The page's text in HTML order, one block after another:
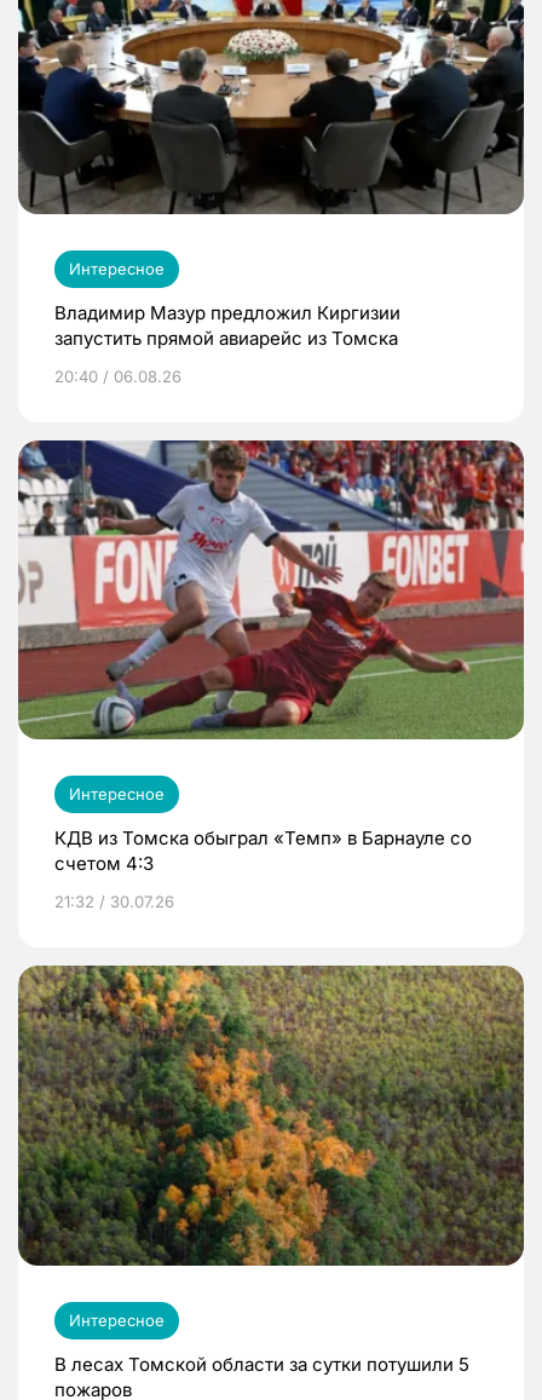
Интересное
Владимир Мазур предложил Киргизии
запустить прямой авиарейс из Томска
20:40 / 06.08.26
Интересное
КДВ из Томска обыграл «Темп» в Барнауле со
счетом 4:3
21:32 / 30.07.26
Интересное
В лесах Томской области за сутки потушили 5
пожаров